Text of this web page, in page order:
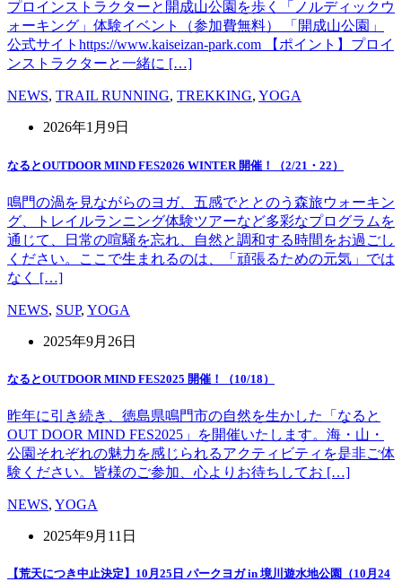
プロインストラクターと開成山公園を歩く「ノルディックウ
ォーキング」体験イベント（参加費無料） 「開成山公園」
公式サイトhttps://www.kaiseizan-park.com 【ポイント】プロイ
ンストラクターと一緒に […]
NEWS, TRAIL RUNNING, TREKKING, YOGA
2026年1月9日
なるとOUTDOOR MIND FES2026 WINTER 開催！（2/21・22）
鳴門の渦を見ながらのヨガ、五感でととのう森旅ウォーキン
グ、トレイルランニング体験ツアーなど多彩なプログラムを
通じて、日常の喧騒を忘れ、自然と調和する時間をお過ごし
ください。ここで生まれるのは、「頑張るための元気」では
なく […]
NEWS, SUP, YOGA
2025年9月26日
なるとOUTDOOR MIND FES2025 開催！（10/18）
昨年に引き続き、徳島県鳴門市の自然を生かした「なると
OUT DOOR MIND FES2025」を開催いたします。海・山・
公園それぞれの魅力を感じられるアクティビティを是非ご体
験ください。皆様のご参加、心よりお待ちしてお […]
NEWS, YOGA
2025年9月11日
【荒天につき中止決定】10月25日 パークヨガ in 境川遊水地公園（10月24